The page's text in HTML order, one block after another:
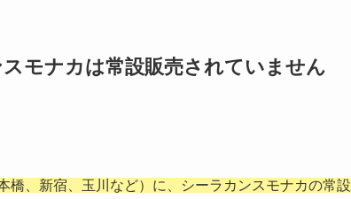
モナカは常設販売されていません
橋、新宿、玉川など）に、シーラカンスモナカの常設